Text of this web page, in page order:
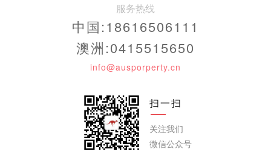
服务热线
中国:18616506111
澳洲:0415515650
info@ausporperty.cn
扫一扫
关注我们
微信公众号